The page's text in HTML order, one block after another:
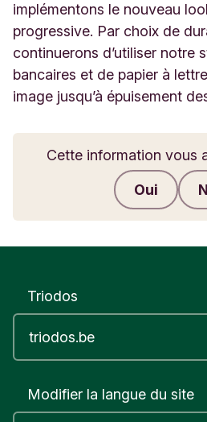
implémentons le nouveau
progressive. Par choix de
continuerons d’utiliser notre
bancaires et de papier à
image jusqu’à épuisement
Cette information vous
Oui
Triodos
Modifier la langue du site